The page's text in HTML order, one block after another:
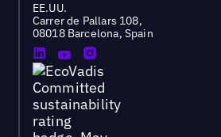
EE.UU.
Carrer de Pallars 108,
08018 Barcelona, Spain